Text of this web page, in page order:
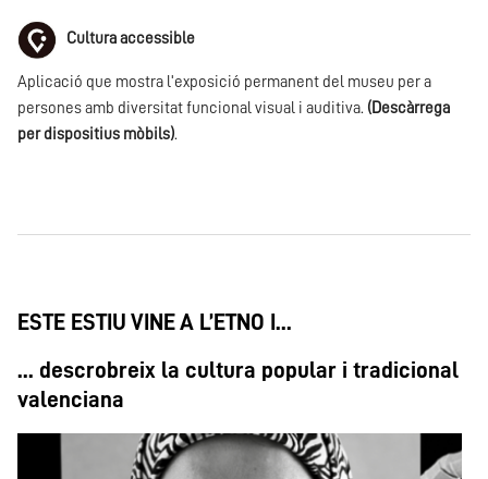
Cultura accessible
Aplicació que mostra l'exposició permanent del museu per a
persones amb diversitat funcional visual i auditiva. (Descàrrega
per dispositius mòbils).
ESTE ESTIU VINE A L’ETNO I...
... descrobreix la cultura popular i tradicional
valenciana